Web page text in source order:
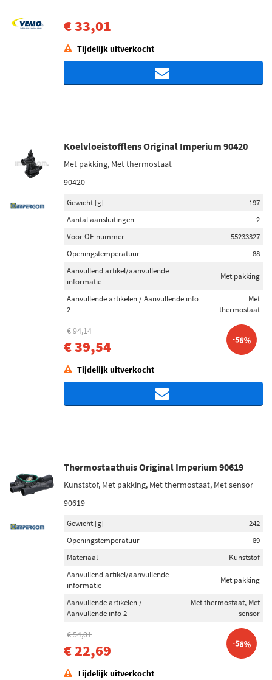
€ 33,01
Tijdelijk uitverkocht
Koelvloeistofflens Original Imperium 90420
Met pakking, Met thermostaat
90420
Gewicht [g]
197
Aantal aansluitingen
2
Voor OE nummer
55233327
Openingstemperatuur
88
Aanvullend artikel/aanvullende
informatie
Met pakking
Aanvullende artikelen / Aanvullende info
2
Met
thermostaat
€ 94,14
€ 39,54 -58%
Tijdelijk uitverkocht
Thermostaathuis Original Imperium 90619
Kunststof, Met pakking, Met thermostaat, Met sensor
90619
Gewicht [g]
242
Openingstemperatuur
89
Materiaal
Kunststof
Aanvullend artikel/aanvullende
informatie
Met pakking
Aanvullende artikelen /
Aanvullende info 2
Met thermostaat, Met
sensor
€ 54,01
€ 22,69 -58%
Tijdelijk uitverkocht